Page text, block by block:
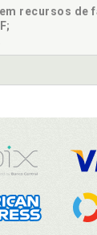
recursos de